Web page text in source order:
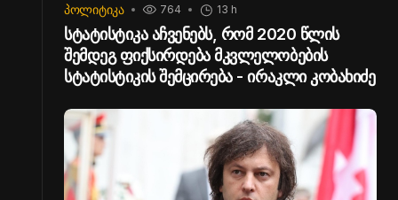
ᲞᲝᲚᲘᲢᲘᲙᲐ 764 13 h
სტატისტიკა აჩვენებს, რომ 2020 წლის
შემდეგ ფიქსირდება მკვლელობების
სტატისტიკის შემცირება - ირაკლი კობახიძე